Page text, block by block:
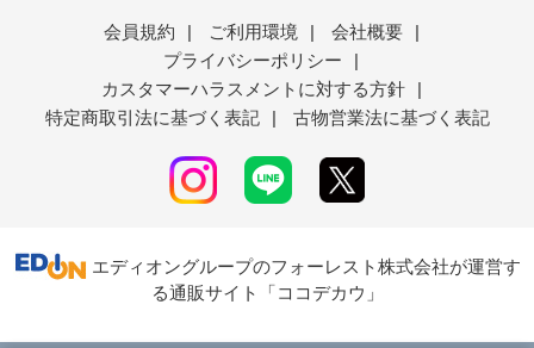
会員規約 | ご利用環境 | 会社概要
|
プライバシーポリシー
|
カスタマーハラスメントに対する方針
|
特定商取引法に基づく表記
| 古物営業法に基づく表記
エディオングループのフォーレスト株式会社が運営す
る通販サイト「ココデカウ」